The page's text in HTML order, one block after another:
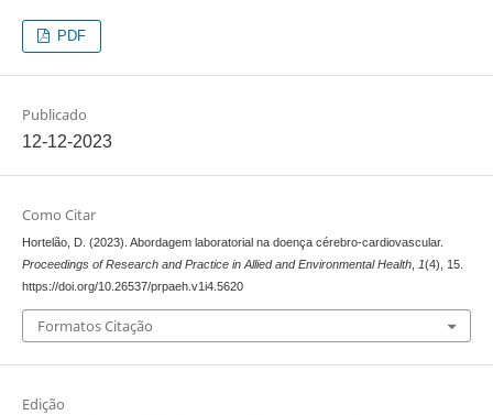
PDF
Publicado
12-12-2023
Como Citar
Hortelão, D. (2023). Abordagem laboratorial na doença cérebro-cardiovascular.
Proceedings of Research and Practice in Allied and Environmental Health, 1(4), 15.
https://doi.org/10.26537/prpaeh.v1i4.5620
Formatos Citação
Edição